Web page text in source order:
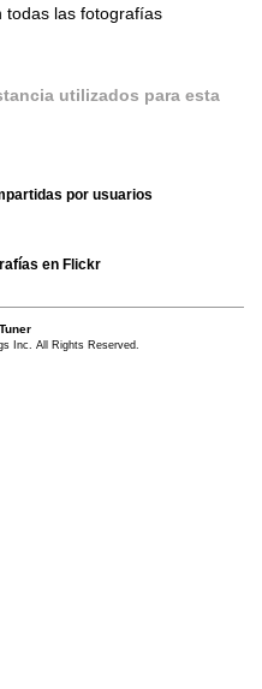
todas las fotografías
utilizados para esta
por usuarios
en Flickr
Inc. All Rights Reserved.